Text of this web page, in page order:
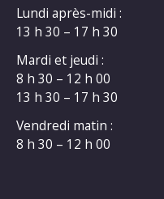
Lundi après-midi :
13 h 30 – 17 h 30
Mardi et jeudi :
8 h 30 – 12 h 00
13 h 30 – 17 h 30
Vendredi matin :
8 h 30 – 12 h 00